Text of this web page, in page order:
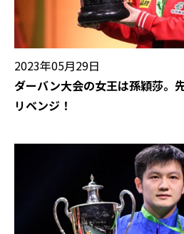
2023年05月29日
ダーバン大会の女王は孫穎莎。
リベンジ！